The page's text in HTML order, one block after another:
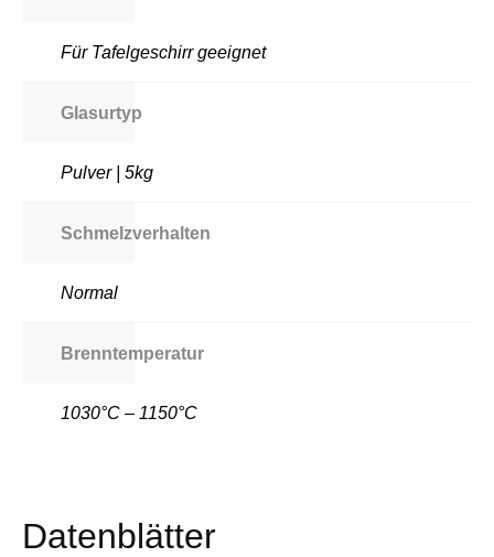
Für Tafelgeschirr geeignet
Glasurtyp
Pulver | 5kg
Schmelzverhalten
Normal
Brenntemperatur
1030°C – 1150°C
Datenblätter